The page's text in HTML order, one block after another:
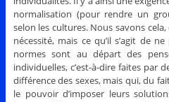
normalisation (pour rendre un
selon les cultures. Nous savons
nécessité, mais ce qu’il s’agit de
normes sont au départ des
individuelles, c’est-à-dire faites par
différence des sexes, mais qui, du
le pouvoir d’imposer leurs